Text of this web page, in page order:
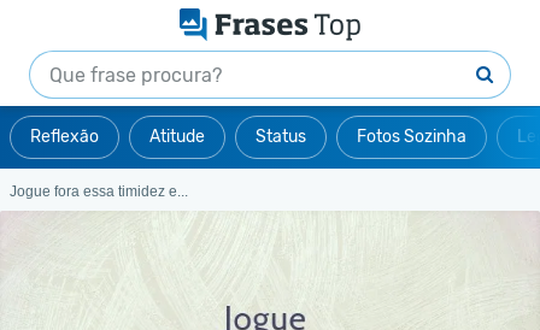
Reflexão Atitude Status Fotos Sozinha
Jogue fora essa timidez e...